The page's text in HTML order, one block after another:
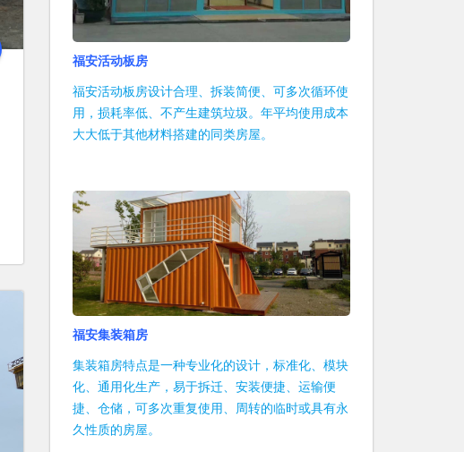
福安活动板房
福安活动板房设计合理、拆装简便、可多次循环使
用，损耗率低、不产生建筑垃圾。年平均使用成本
大大低于其他材料搭建的同类房屋。
福安集装箱房
集装箱房特点是一种专业化的设计，标准化、模块
化、通用化生产，易于拆迁、安装便捷、运输便
捷、仓储，可多次重复使用、周转的临时或具有永
久性质的房屋。